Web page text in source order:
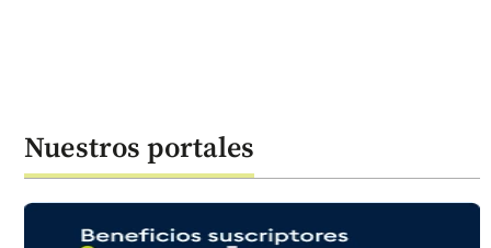
Nuestros portales